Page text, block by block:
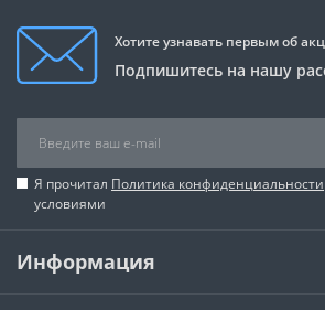
Хотите узнавать первым об
Подпишитесь на нашу
Я прочитал Политика конфиденциальности
условиями
Информация